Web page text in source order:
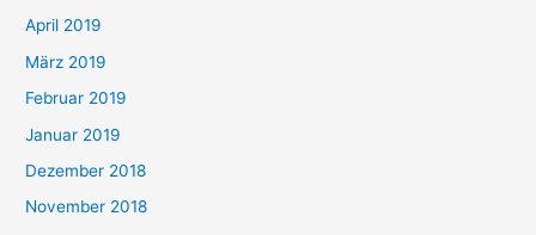
April 2019
März 2019
Februar 2019
Januar 2019
Dezember 2018
November 2018